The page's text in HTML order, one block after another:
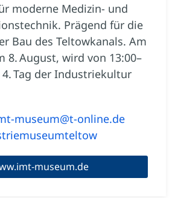
moderne Medizin- und
Prägend für die
Bau des Teltowkanals. Am
8. August, wird von 13:00–
4. Tag der Industriekultur
museum@t-online.de
museum.de